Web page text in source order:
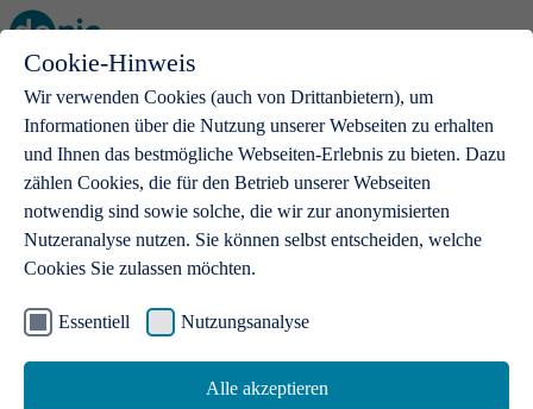
Cookie-Hinweis
Wir verwenden Cookies (auch von Drittanbietern), um
Informationen über die Nutzung unserer Webseiten zu erhalten
und Ihnen das bestmögliche Webseiten-Erlebnis zu bieten. Dazu
zählen Cookies, die für den Betrieb unserer Webseiten
notwendig sind sowie solche, die wir zur anonymisierten
Nutzeranalyse nutzen. Sie können selbst entscheiden, welche
Cookies Sie zulassen möchten.
Essentiell Nutzungsanalyse
Alle akzeptieren
Open main menu
.de-Domains
Mit einer .de-Domain erhalten Ideen eine Bühne